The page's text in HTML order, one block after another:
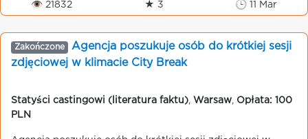
👁 21832 ★ 3 🕒 11 Mar
Zakończone
Agencja poszukuje osób do krótkiej sesji
zdjęciowej w klimacie City Break
Statyści castingowi (literatura faktu) Warsaw
Opłata: 100
PLN